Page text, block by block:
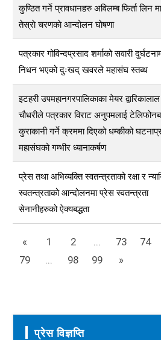
कुण्ठित गर्ने प्रावधानहरु अविलम्ब फिर्ता लिन
तेस्राे चरणकाे आन्दोलन घाेषणा
पत्रकार गोविन्दप्रसाद शर्माको सवारी
निधन भएको दुःखद् खवरले महासंघ स्तब्ध
इटहरी उपमहानगरपालिकाका मेयर द्वारिकालाल
चौधरीले पत्रकार विराट अनुपमलाई
कुराकानी गर्ने क्रममा दिएको धम्कीको
महासंघको गम्भीर ध्यानाकर्षण
प्रेस तथा अभिव्यक्ति स्वतन्त्रताको रक्षा र
स्वतन्त्रताको आन्दोलनमा प्रेस स्वतन्त्रता
सेनानीहरुको ऐक्यबद्धता
« 1 2 ... 73 74
79
... 98 99 »
प्रेस विज्ञप्ति